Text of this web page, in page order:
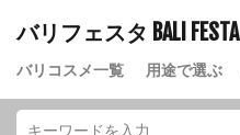
バリフェスタ BALI FESTA
バリコスメ一覧 用途で選ぶ